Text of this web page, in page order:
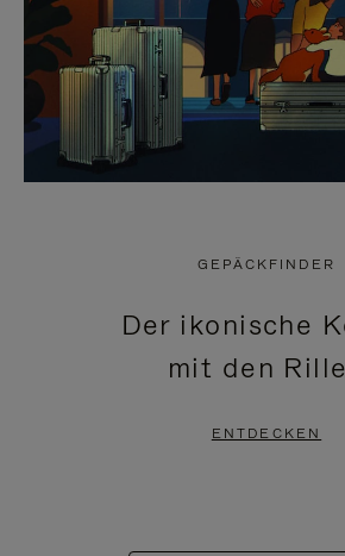
GEPÄCKFINDER
Der ikonische
mit den
ENTDECKEN